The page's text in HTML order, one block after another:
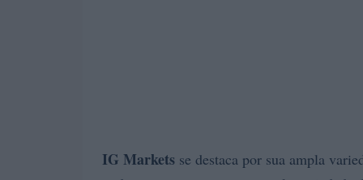
IG Markets se destaca por sua ampla